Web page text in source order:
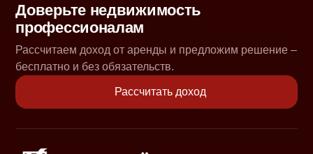
Доверьте недвижимость
профессионалам
Рассчитаем доход от аренды и предложим решение –
бесплатно и без обязательств.
Рассчитать доход